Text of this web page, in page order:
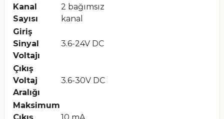
Kanal
Sayısı
2 bağımsız
kanal
Giriş
Sinyal
Voltajı
3.6-24V DC
Çıkış
Voltaj
Aralığı
3.6-30V DC
Maksimum